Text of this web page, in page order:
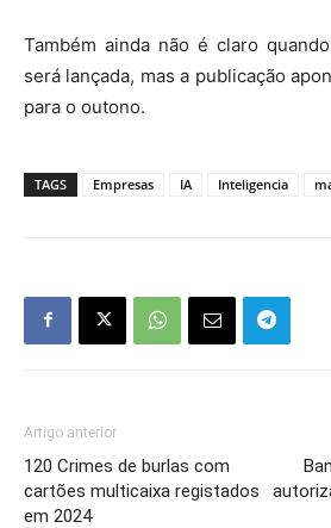
Também ainda não é claro
será lançada, mas a publicação
para o outono.
TAGS Empresas IA Inteligencia
Artigo anterior
120 Crimes de burlas com
cartões multicaixa registados
em 2024